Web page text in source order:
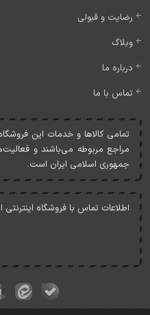
رضایت و قبولی
وبلاگ
درباره ما
تماس با ما
تمامی کالاها و خدمات اين
مراجع مربوطه می‌باشند و
جمهوری اسلامی ايران است.
اطلاعات تماس با فروشگاه اینترنتی